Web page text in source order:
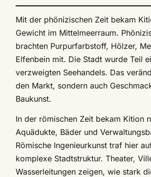
Mit der phönizischen Zeit bekam
Gewicht im Mittelmeerraum.
brachten Purpurfarbstoff, Hölzer,
Elfenbein mit. Die Stadt wurde Teil
verzweigten Seehandels. Das
den Markt, sondern auch
Baukunst.
In der römischen Zeit bekam Kition
Aquädukte, Bäder und
Römische Ingenieurkunst traf hier
komplexe Stadtstruktur. Theater,
Wasserleitungen zeigen, wie stark